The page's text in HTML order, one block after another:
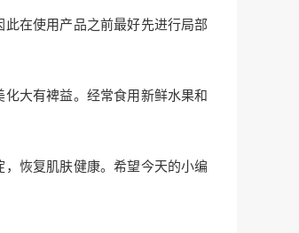
在使用产品之前最好先进行局部
大有裨益。经常食用新鲜水果和
恢复肌肤健康。希望今天的小编